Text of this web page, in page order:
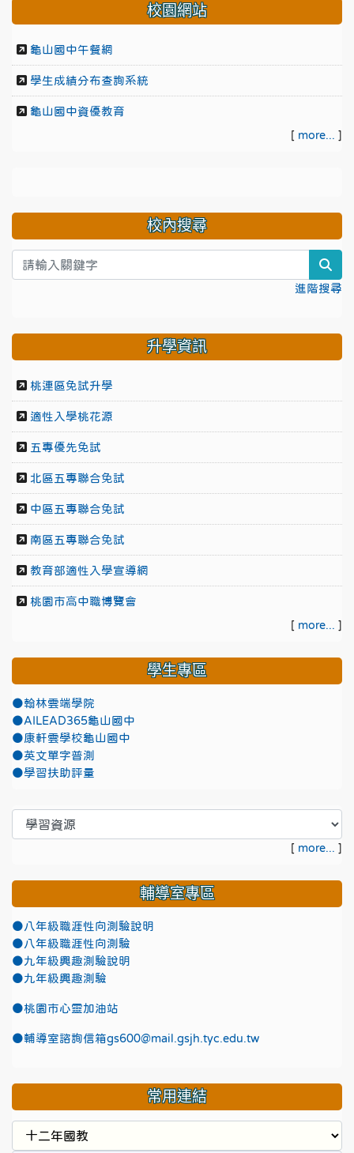
校園網站
龜山國中午餐網
學生成績分布查詢系統
龜山國中資優教育
[ more... ]
校內搜尋
進階搜尋
升學資訊
桃連區免試升學
適性入學桃花源
五專優先免試
北區五專聯合免試
中區五專聯合免試
南區五專聯合免試
教育部適性入學宣導網
桃園市高中職博覽會
[ more... ]
學生專區
●翰林雲端學院
●AILEAD365龜山國中
●康軒雲學校龜山國中
●英文單字普測
●學習扶助評量
[ more... ]
輔導室專區
●八年級職涯性向測驗說明
●八年級職涯性向測驗
●九年級興趣測驗說明
●九年級興趣測驗
●桃園市心靈加油站
●輔導室諮詢信箱gs600@mail.gsjh.tyc.edu.tw
常用連結